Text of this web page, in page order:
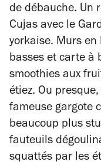
de débauche. Un
Cujas avec le
yorkaise. Murs
basses et carte à
smoothies aux
étiez. Ou
fameuse gargote
beaucoup plus
fauteuils
squattés par les